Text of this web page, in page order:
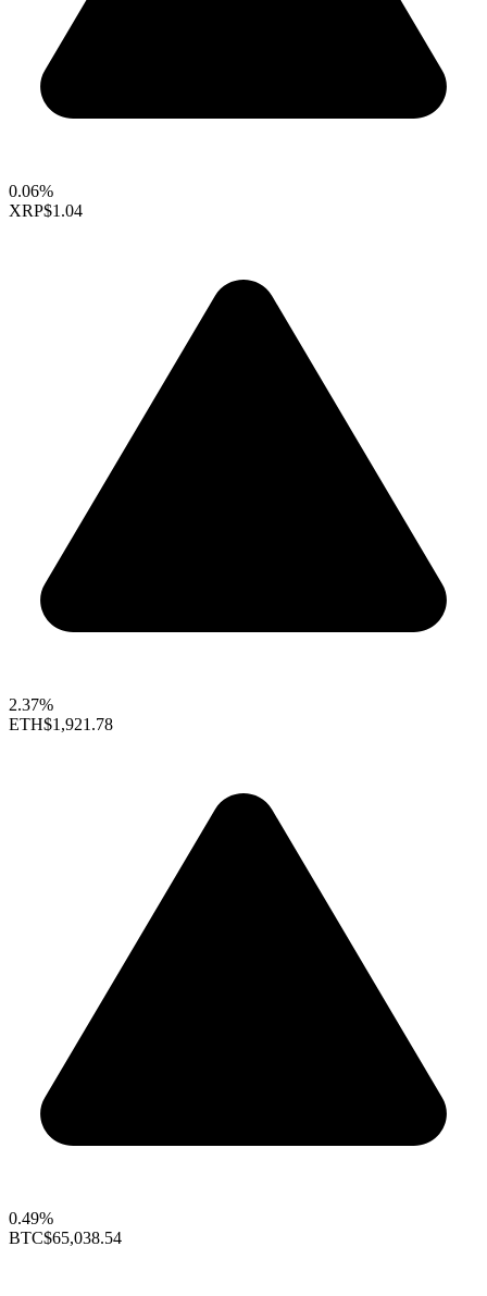
0.06%
XRP$1.04
2.37%
ETH$1,921.78
0.49%
BTC$65,038.54